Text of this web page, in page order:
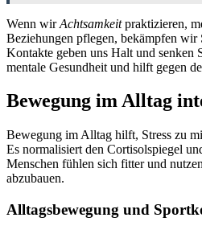
Wenn wirAchtsamkeitpraktizieren,
Beziehungen pflegen, bekämpfen wir
Kontakte geben uns Halt und senken
mentale Gesundheit und hilft gegen
Bewegung im Alltag
Bewegung im Alltag hilft, Stress zu
Es normalisiert den Cortisolspiegel
Menschen fühlen sich fitter und
abzubauen.
Alltagsbewegung und